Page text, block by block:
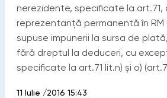
nerezidente, specificate la art.71,
reprezentanță permanentă în RM
supuse impunerii la sursa de
fără dreptul la deduceri, cu
specificate la art.71 lit.n) și o)
11 Iulie /2016 15:43